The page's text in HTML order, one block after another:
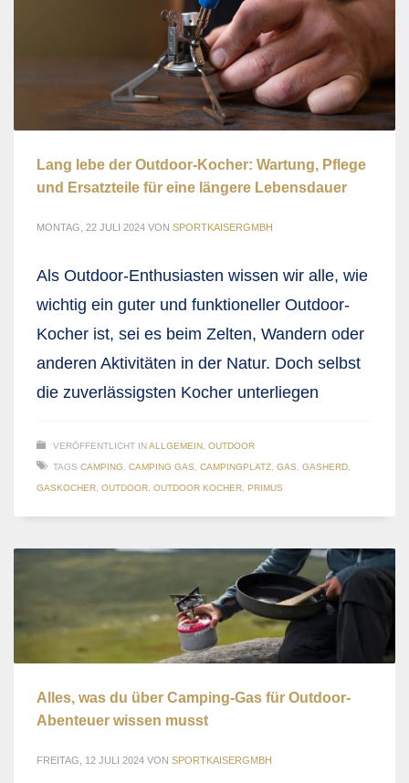
Lang lebe der Outdoor-Kocher: Wartung, Pflege
und Ersatzteile für eine längere Lebensdauer
MONTAG, 22 JULI 2024 VON SPORTKAISERGMBH
Als Outdoor-Enthusiasten wissen wir alle, wie
wichtig ein guter und funktioneller Outdoor-
Kocher ist, sei es beim Zelten, Wandern oder
anderen Aktivitäten in der Natur. Doch selbst
die zuverlässigsten Kocher unterliegen
VERÖFFENTLICHT INALLGEMEIN OUTDOOR
TAGS CAMPING CAMPING GAS CAMPINGPLATZ GAS GASHERD
GASKOCHER OUTDOOR OUTDOOR KOCHER PRIMUS
Alles, was du über Camping-Gas für Outdoor-
Abenteuer wissen musst
FREITAG, 12 JULI 2024 VON SPORTKAISERGMBH